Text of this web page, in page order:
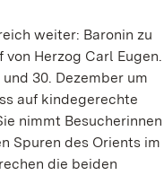
weiter: Baronin zu
Herzog Carl Eugen.
30. Dezember um
auf kindegerechte
nimmt Besucherinnen
Spuren des Orients im
die beiden